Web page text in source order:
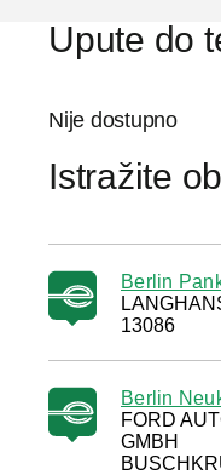
Upute do
Nije dostupno
Istražite
Berlin
13086
Berlin
FORD
GMBH